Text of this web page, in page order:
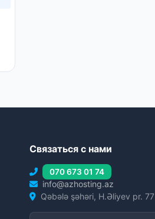
Связаться с нами
070 673 01 74
info@azhosting.az
Qəbələ şəhəri, H.Əliyev pr. 77